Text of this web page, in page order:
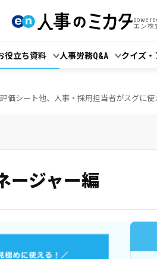
エン株
役立ち資料 人事労務Q&A クイズ・
価シート他、人事・採用担当者がスグに使
ージャー編